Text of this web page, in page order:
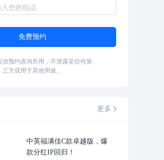
免费预约
供预约咨询所用，不泄露至任何第
三方或用于其他用途。
更多 
中英福满佳C款卓越版，爆
款分红IP回归！